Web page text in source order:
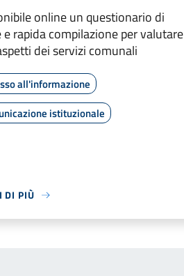
online un questionario di
e rapida compilazione per valutare
dei servizi comunali
all'informazione
istituzionale
DI PIÙ